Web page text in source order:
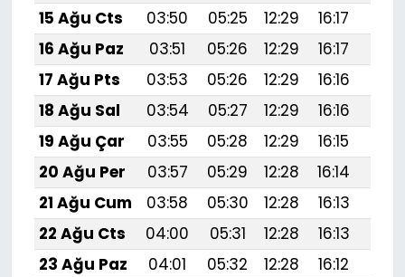
15 Ağu Cts
03:50 05:25 12:29 16:17
16 Ağu Paz
03:51 05:26 12:29 16:17
17 Ağu Pts
03:53 05:26 12:29 16:16
18 Ağu Sal
03:54 05:27 12:29 16:16
19 Ağu Çar
03:55 05:28 12:29 16:15
20 Ağu Per
03:57 05:29 12:28 16:14
21 Ağu Cum
03:58 05:30 12:28 16:13
22 Ağu Cts
04:00 05:31 12:28 16:13
23 Ağu Paz
04:01 05:32 12:28 16:12